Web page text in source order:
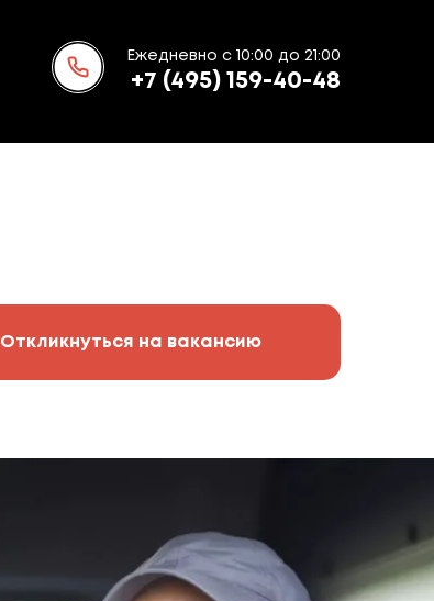
Ежедневно с 10:00 до 21:00
+7 (495) 159-40-48
Откликнуться на вакансию